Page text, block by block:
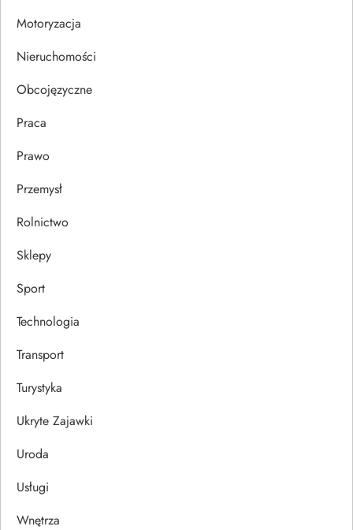
u
Motoryzacja
Nieruchomości
Obcojęzyczne
Praca
Prawo
Przemysł
Rolnictwo
Sklepy
Sport
Technologia
Transport
Turystyka
Ukryte Zajawki
Uroda
Usługi
Wnętrza